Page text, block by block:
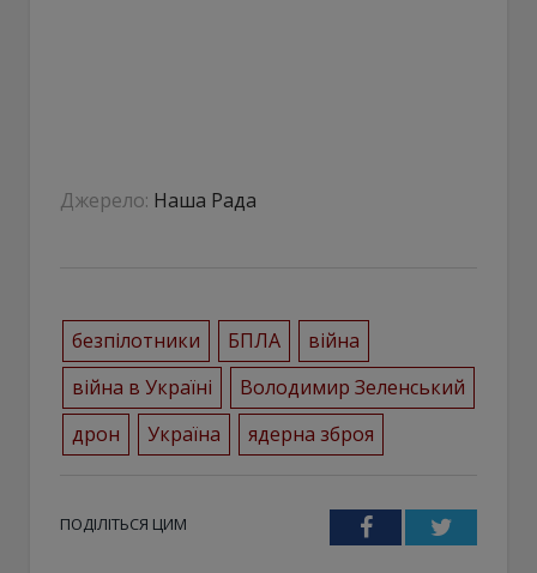
Джерело: Наша Рада
безпілотники БПЛА
війна
війна в Україні
Володимир Зеленський
дрон
Україна ядерна зброя
ПОДІЛІТЬСЯ ЦИМ FacebookTwitter